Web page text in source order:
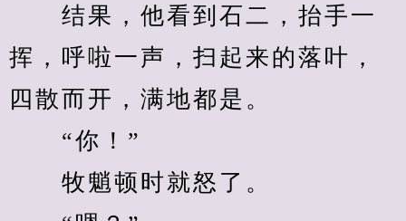
结果，他看到石二，抬手一
挥，呼啦一声，扫起来的落叶，
四散而开，满地都是。
“你！”
牧魈顿时就怒了。